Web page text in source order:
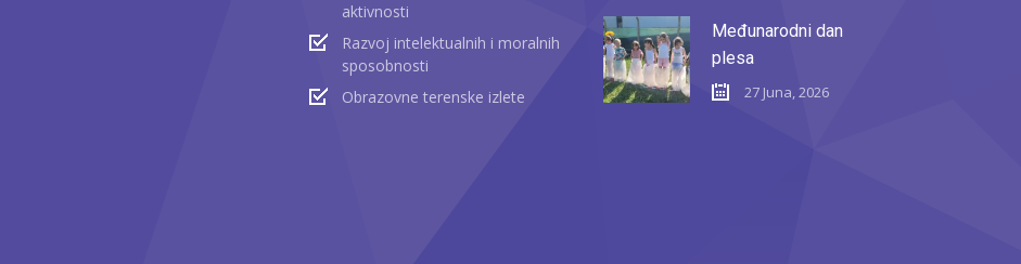
aktivnosti
Razvoj intelektualnih i moralnih
sposobnosti
Obrazovne terenske izlete
Međunarodni dan
plesa
27 Juna, 2026